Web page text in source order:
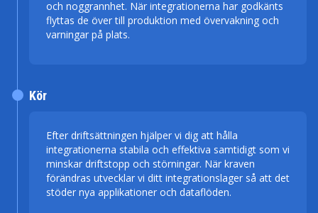
och noggrannhet. När integrationerna har godkänts
flyttas de över till produktion med övervakning och
varningar på plats.
Efter driftsättningen hjälper vi dig att hålla
integrationerna stabila och effektiva samtidigt som vi
minskar driftstopp och störningar. När kraven
förändras utvecklar vi ditt integrationslager så att det
stöder nya applikationer och dataflöden.
Kör